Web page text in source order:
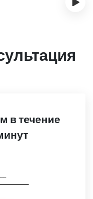
в течение